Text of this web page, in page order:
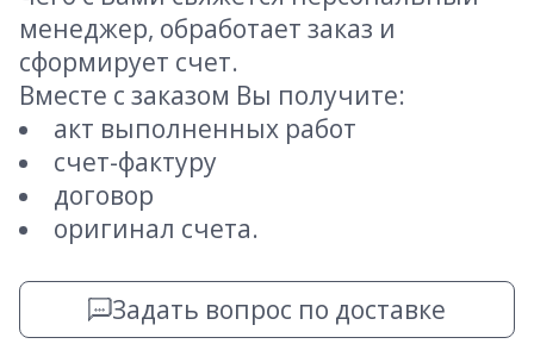
менеджер, обработает заказ и
сформирует счет.
Вместе с заказом Вы получите:
акт выполненных работ
счет-фактуру
договор
оригинал счета.
Задать вопрос по доставке